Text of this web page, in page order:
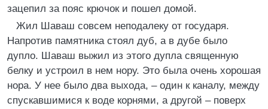
зацепил за пояс крючок и пошел домой.
Жил Шаваш совсем неподалеку от государя.
Напротив памятника стоял дуб, а в дубе было
дупло. Шаваш выжил из этого дупла священную
белку и устроил в нем нору. Это была очень хорошая
нора. У нее было два выхода, – один к каналу, между
спускавшимися к воде корнями, а другой – поверх